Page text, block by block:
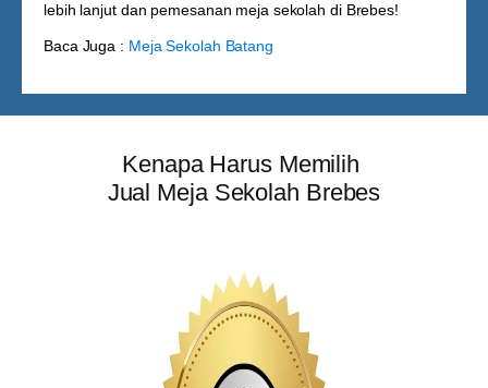
lebih lanjut dan pemesanan meja sekolah di Brebes!
Baca Juga : Meja Sekolah Batang
Kenapa Harus Memilih
Jual Meja Sekolah Brebes